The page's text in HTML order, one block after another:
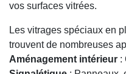
vos surfaces vitrées.
Les vitrages spéciaux en
trouvent de nombreuses
Aménagement intérieur :